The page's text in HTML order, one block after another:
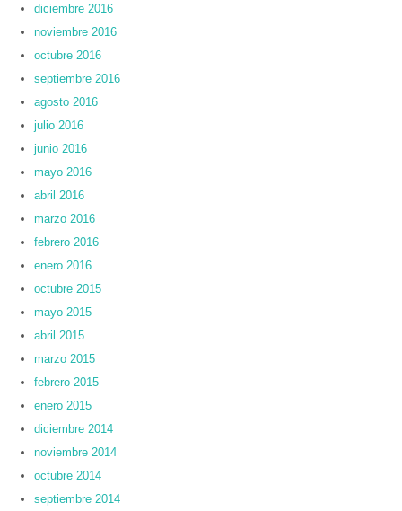
diciembre 2016
noviembre 2016
octubre 2016
septiembre 2016
agosto 2016
julio 2016
junio 2016
mayo 2016
abril 2016
marzo 2016
febrero 2016
enero 2016
octubre 2015
mayo 2015
abril 2015
marzo 2015
febrero 2015
enero 2015
diciembre 2014
noviembre 2014
octubre 2014
septiembre 2014